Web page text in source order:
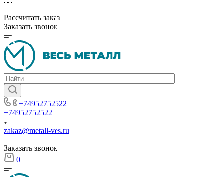
Рассчитать заказ
Заказать звонок
+74952752522
+74952752522
zakaz@metall-ves.ru
Заказать звонок
0